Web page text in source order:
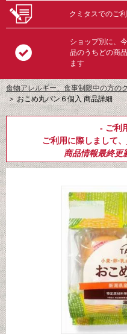
クミタスでのご
ショップ別に、
品のうちどの商
ます
食物アレルギー、食事制限中の方の
＞おこめ丸パン６個入 商品詳細
- ご利
ご利用に際しまして、
商品情報最終更